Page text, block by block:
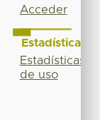
Acceder
Estadísticas
Estadísticas
de uso